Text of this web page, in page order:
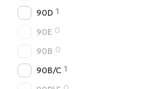
90D 1
90E 0
90B 0
90B/C 1